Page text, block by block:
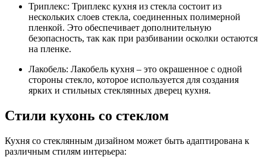
Триплекс: Триплекс кухня из стекла состоит из
нескольких слоев стекла, соединенных полимерной
пленкой. Это обеспечивает дополнительную
безопасность, так как при разбивании осколки остаются
на пленке.
Лакобель: Лакобель кухня – это окрашенное с одной
стороны стекло, которое используется для создания
ярких и стильных стеклянных дверец кухня.
Стили кухонь со стеклом
Кухня со стеклянным дизайном может быть адаптирована к
различным стилям интерьера: